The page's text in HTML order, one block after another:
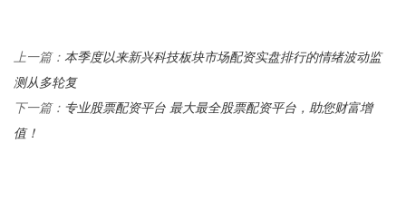
上一篇： 本季度以来新兴科技板块市场配资实盘排行的情绪波动监
测从多轮复
下一篇： 专业股票配资平台 最大最全股票配资平台，助您财富增
值！